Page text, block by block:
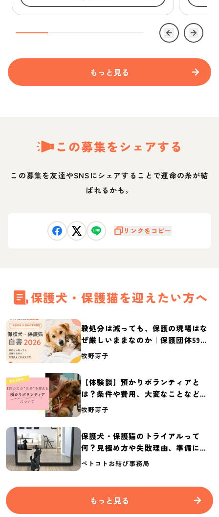
もっと見る
この募集をシェアする
この募集を友達やSNSにシェアすることで運命の糸が結
ばれるかも。
リンクをコピー
保護犬・保護猫を迎えたい方へ
殺処分は減っても、保護の現場はな
ぜ厳しいままなのか｜保護団体59団
体の実態調査【保護犬・保護猫白書
牧野芽子
【体験談】預かりボランティアと
は？条件や費用、大変なことなど紹
介
牧野芽子
保護犬・保護猫のトライアルって
何？見極め方や失敗理由、準備に必
要なものを紹介
ペトコトお結び事務局
もっと見る